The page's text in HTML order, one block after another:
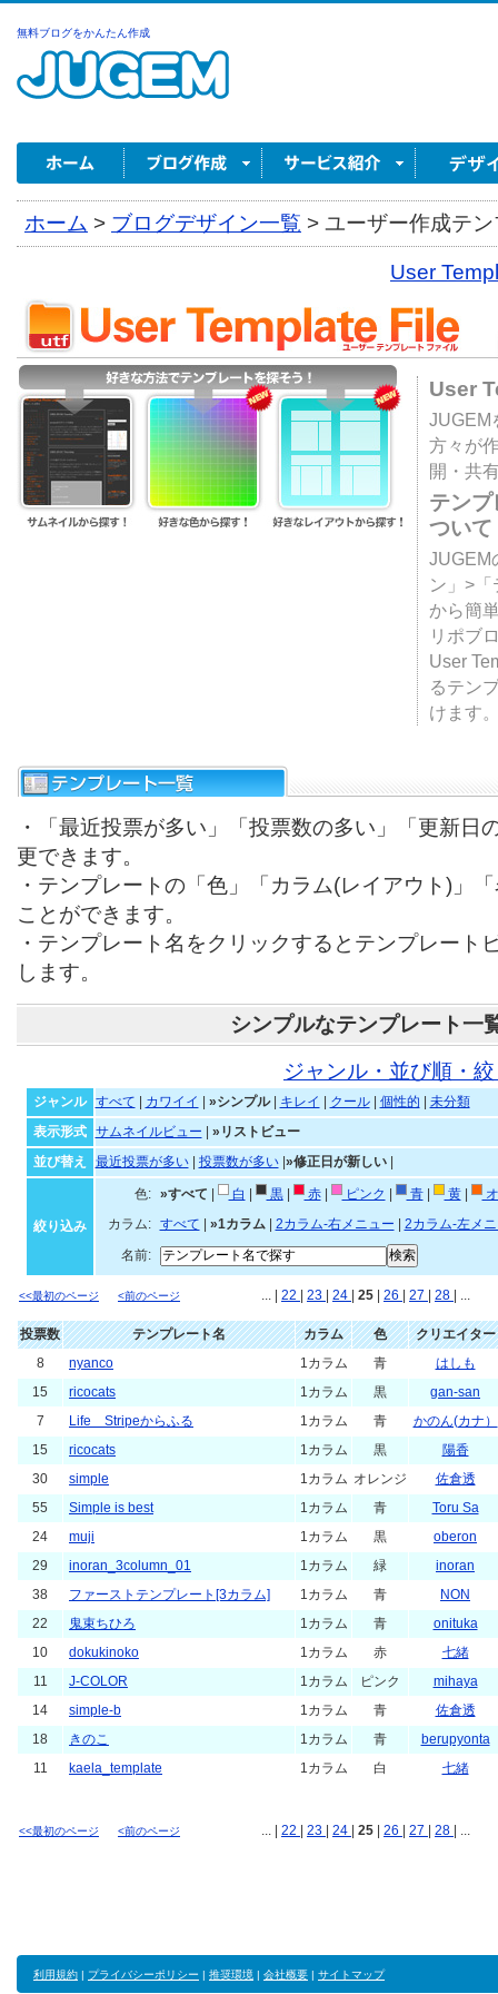
無料ブログをかんたん作成
ホーム > ブログデザイン一覧 > ユーザー作成テ
User
User
JUGEM
方々が
開・共
テン
ついて
JUGEM
ン」>
から簡
リポブ
User
るテン
けます
・「最近投票が多い」「投票数の多い」「更新日
更できます。
・テンプレートの「色」「カラム(レイアウト)」
ことができます。
・テンプレート名をクリックするとテンプレート
します。
シンプルなテンプレート一
ジャンル・並び順・
ジャンル すべて カワイイ »シンプル| キレイ クール| 個性的
未分類
表示形式
サムネイルビュー
»リストビュー
並び替え
最近投票が多い| 投票数が多い| »修正日が新しい|
絞り込み
色: »すべて 白 黒| 赤| ピンク 青| 黄|
カラム:
すべて »1カラム| 2カラム-右メニュー
2カラム-左メ
名前:
<<最初のページ <前のページ ... | 22 23 24 25 26 27 28 | ...
投票数 テンプレート名 カラム 色
クリエイター
8
nyanco 1カラム 青
はしも
15
ricocats 1カラム 黒
gan-san
7
Life Stripeからふる 1カラム 青
かのん(カナ）
15
ricocats 1カラム 黒
陽香
30
simple 1カラム オレンジ
佐倉透
55
Simple is best 1カラム 青
Toru Sa
24
muji 1カラム 黒
oberon
29
inoran_3column_01 1カラム 緑
inoran
38
ファーストテンプレート[3カラム] 1カラム 青
NON
22
鬼束ちひろ 1カラム 青
onituka
10
dokukinoko 1カラム 赤
七緒
11
J-COLOR 1カラム ピンク
mihaya
14
simple-b 1カラム 青
佐倉透
18
きのこ 1カラム 青
berupyonta
11
kaela_template 1カラム 白 七緒
<<最初のページ <前のページ ... | 22 23 24 25 26 27 28 | ...
利用規約 | プライバシーポリシー | 推奨環境 | 会社概要 | サイトマップ